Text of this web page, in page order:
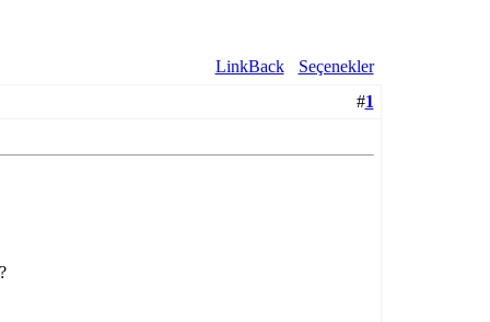
LinkBack
Seçenekler
#1